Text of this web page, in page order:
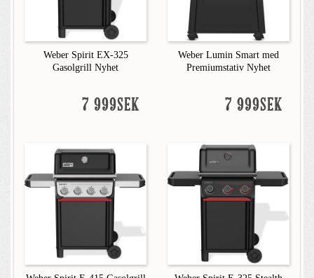
Weber Spirit EX-325
Gasolgrill Nyhet
7 999SEK
Weber Lumin Smart med
Premiumstativ Nyhet
7 999SEK